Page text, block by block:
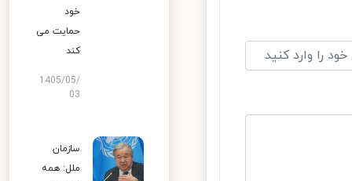
خود
حمایت می
کند
1405/05/
03
سازمان
ملل: همه